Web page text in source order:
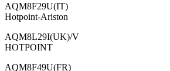
AQM8F29U(IT)
Hotpoint-Ariston
AQM8L29I(UK)/V
HOTPOINT
AQM8F49U(FR)